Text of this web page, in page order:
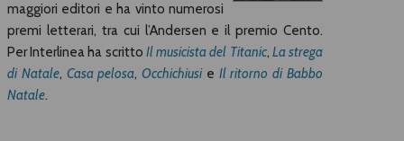
maggiori editori e ha vinto numerosi
premi letterari, tra cui l’Andersen e il premio Cento.
Per Interlinea ha scritto Il musicista del Titanic, La strega
di Natale, Casa pelosa,Occhichiusi e Il ritorno di Babbo
Natale.